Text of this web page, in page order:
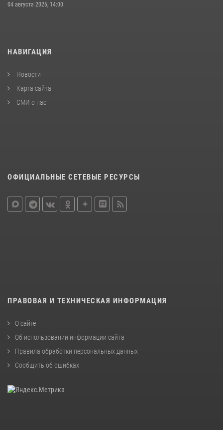
04 августа 2026, 14:00
НАВИГАЦИЯ
Новости
Карта сайта
СМИ о нас
ОФИЦИАЛЬНЫЕ СЕТЕВЫЕ РЕСУРСЫ
ПРАВОВАЯ И ТЕХНИЧЕСКАЯ ИНФОРМАЦИЯ
О сайте
Об использовании информации сайта
Правила обработки персональных данных
Сообщить об ошибках